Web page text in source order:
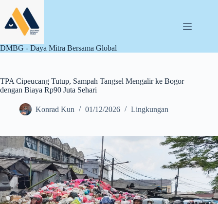
content
DMBG - Daya Mitra Bersama Global
TPA Cipeucang Tutup, Sampah Tangsel Mengalir ke Bogor
dengan Biaya Rp90 Juta Sehari
Konrad Kun 01/12/2026 Lingkungan